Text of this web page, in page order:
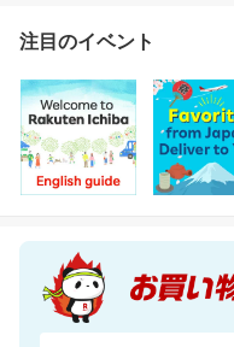
注目のイベント